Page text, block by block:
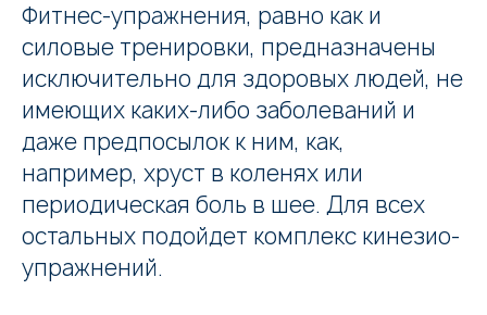
Фитнес-упражнения, равно как и
силовые тренировки, предназначены
исключительно для здоровых людей, не
имеющих каких-либо заболеваний и
даже предпосылок к ним, как,
например, хруст в коленях или
периодическая боль в шее. Для всех
остальных подойдет комплекс кинезио-
упражнений.